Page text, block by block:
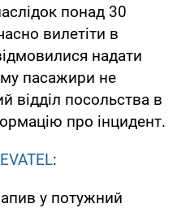
понад 30
вилетіти в
надати
пасажири не
відділ посольства в
про інцидент.
:
у потужний